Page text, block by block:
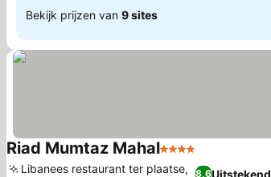
Bekijk prijzen van 9 sites
Riad Mumtaz Mahal4 Sterren
8,6Uitstekend
Libanees restaurant ter plaatse,